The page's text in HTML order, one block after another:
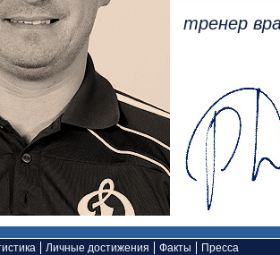
тренер
Личные достижения Факты Пресса